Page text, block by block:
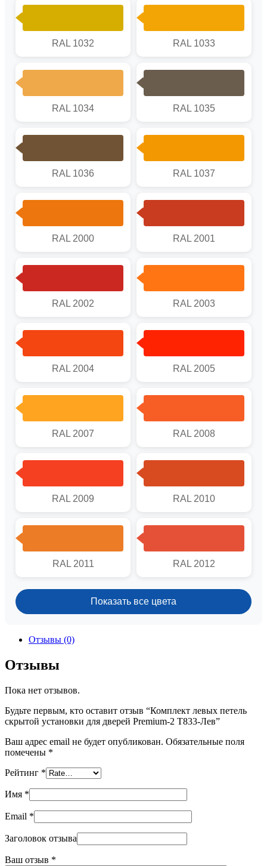
RAL 1032 RAL 1033
RAL 1034 RAL 1035
RAL 1036 RAL 1037
RAL 2000 RAL 2001
RAL 2002 RAL 2003
RAL 2004 RAL 2005
RAL 2007 RAL 2008
RAL 2009 RAL 2010
RAL 2011 RAL 2012
Показать все цвета
Отзывы (0)
Отзывы
Пока нет отзывов.
Будьте первым, кто оставит отзыв “Комплект левых петель
скрытой установки для дверей Premium-2 Т833-Лев”
Ваш адрес email не будет опубликован. Обязательные поля
помечены *
Рейтинг *
Имя *
Email *
Заголовок отзыва
Ваш отзыв *